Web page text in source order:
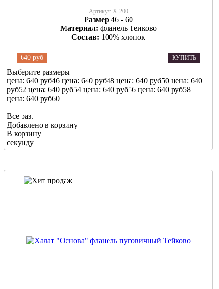
Артикул: Х-200
Размер 46 - 60
Материал: фланель Тейково
Состав: 100% хлопок
640 руб КУПИТЬ
Выберите размеры
цена: 640 руб46 цена: 640 руб48 цена: 640 руб50 цена: 640
руб52 цена: 640 руб54 цена: 640 руб56 цена: 640 руб58
цена: 640 руб60
Все раз.
Добавлено в корзину
В корзину
секунду